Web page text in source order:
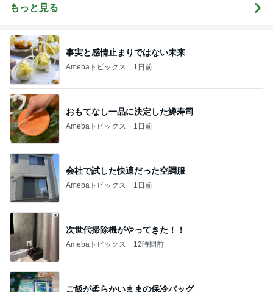
もっと見る
事実と感情止まりではない未来
Amebaトピックス 1日前
おもてなし一品に決定した鱒寿司
Amebaトピックス 1日前
会社で試した快適だった空調服
Amebaトピックス 1日前
次世代掃除機がやってきた！！
Amebaトピックス 12時間前
ご飯が柔らかいままの保冷バッグ